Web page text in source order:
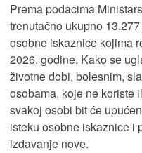
Prema podacima
trenutačno ukupno
osobne iskaznice kojima
2026. godine. Kako se
životne dobi, bolesnim,
osobama, koje ne koriste
svakoj osobi bit će
isteku osobne iskaznice i
izdavanje nove.